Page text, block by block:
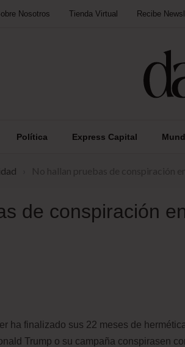
Nosotros Tienda Virtual Recibe
Política Express Capital
de conspiración
ha finalizado sus 22 meses de
Trump o su campaña conspirasen